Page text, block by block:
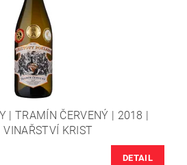
| TRAMÍN ČERVENÝ | 2018 |
KRIST
DETAIL